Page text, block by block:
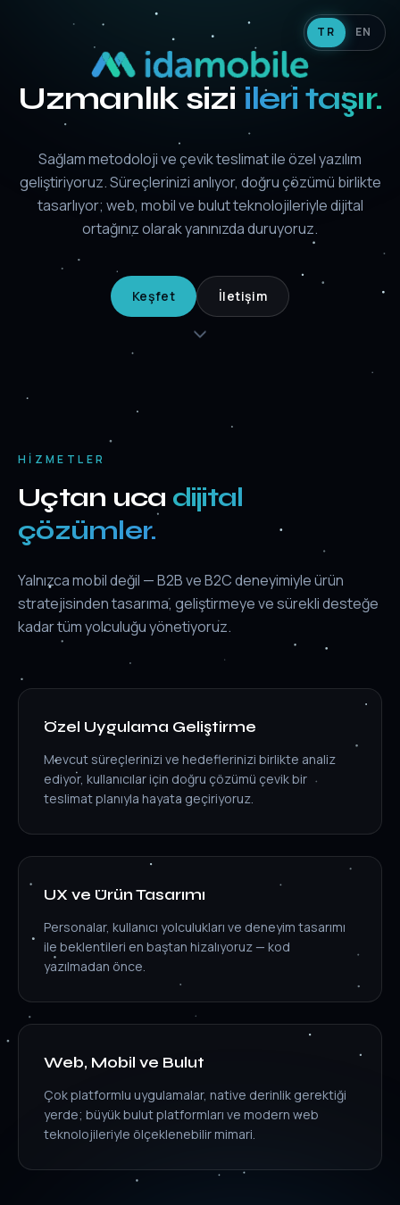
TR EN
Uzmanlık sizi ileri taşır.
Sağlam metodoloji ve çevik teslimat ile özel yazılım
geliştiriyoruz. Süreçlerinizi anlıyor, doğru çözümü birlikte
tasarlıyor; web, mobil ve bulut teknolojileriyle dijital
ortağınız olarak yanınızda duruyoruz.
Keşfet İletişim
HIZMETLER
Uçtan uca dijital
çözümler.
Yalnızca mobil değil — B2B ve B2C deneyimiyle ürün
stratejisinden tasarıma, geliştirmeye ve sürekli desteğe
kadar tüm yolculuğu yönetiyoruz.
Özel Uygulama Geliştirme
Mevcut süreçlerinizi ve hedeflerinizi birlikte analiz
ediyor, kullanıcılar için doğru çözümü çevik bir
teslimat planıyla hayata geçiriyoruz.
UX ve Ürün Tasarımı
Personalar, kullanıcı yolculukları ve deneyim tasarımı
ile beklentileri en baştan hizalıyoruz — kod
yazılmadan önce.
Web, Mobil ve Bulut
Çok platformlu uygulamalar, native derinlik gerektiği
yerde; büyük bulut platformları ve modern web
teknolojileriyle ölçeklenebilir mimari.